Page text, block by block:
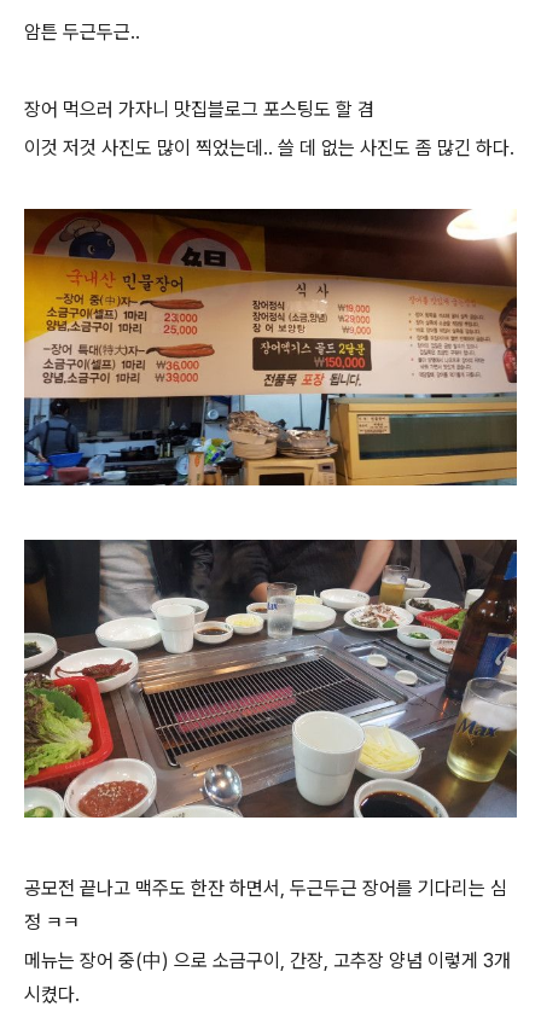
암튼 두근두근..
장어 먹으러 가자니 맛집블로그 포스팅도 할 겸
이것 저것 사진도 많이 찍었는데.. 쓸 데 없는 사진도 좀 많긴 하다.
공모전 끝나고 맥주도 한잔 하면서, 두근두근 장어를 기다리는 심
정 ㅋㅋ
메뉴는 장어 중(中) 으로 소금구이, 간장, 고추장 양념 이렇게 3개
시켰다.